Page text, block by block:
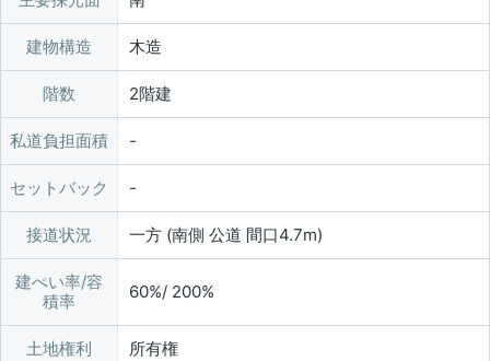
建物構造 木造
階数 2階建
私道負担面積
セットバック
接道状況 一方 (南側 公道 間口4.7m)
建ぺい率/容
積率
60%/ 200%
土地権利 所有権